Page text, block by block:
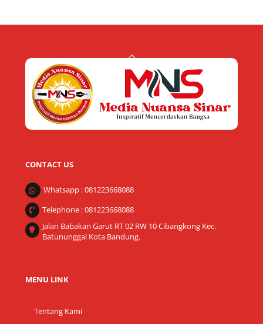
Back
Top
CONTACT US
Whatsapp : 081223668088
Telephone : 081223668088
Jalan Babakan Garut RT 02 RW 10 Cibangkong Kec.
Batununggal Kota Bandung.
MENU LINK
Tentang Kami